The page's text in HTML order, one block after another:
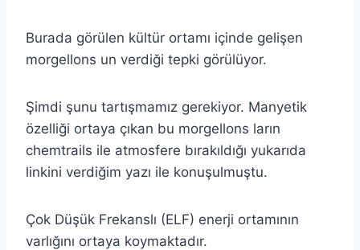
Burada görülen kültür ortamı içinde gelişen
morgellons un verdiği tepki görülüyor.
Şimdi şunu tartışmamız gerekiyor. Manyetik
özelliği ortaya çıkan bu morgellons ların
chemtrails ile atmosfere bırakıldığı yukarıda
linkini verdiğim yazı ile konuşulmuştu.
Çok Düşük Frekanslı (ELF) enerji ortamının
varlığını ortaya koymaktadır.